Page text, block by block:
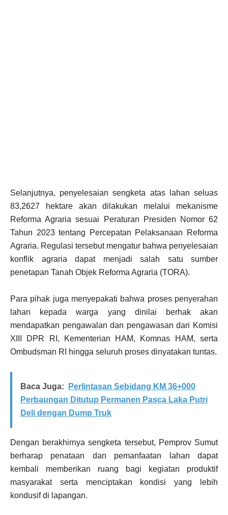
Selanjutnya, penyelesaian sengketa atas lahan seluas
83,2627 hektare akan dilakukan melalui mekanisme
Reforma Agraria sesuai Peraturan Presiden Nomor 62
Tahun 2023 tentang Percepatan Pelaksanaan Reforma
Agraria. Regulasi tersebut mengatur bahwa penyelesaian
konflik agraria dapat menjadi salah satu sumber
penetapan Tanah Objek Reforma Agraria (TORA).
Para pihak juga menyepakati bahwa proses penyerahan
lahan kepada warga yang dinilai berhak akan
mendapatkan pengawalan dan pengawasan dari Komisi
XIII DPR RI, Kementerian HAM, Komnas HAM, serta
Ombudsman RI hingga seluruh proses dinyatakan tuntas.
Baca Juga:
Perlintasan Sebidang KM 36+000
Perbaungan Ditutup Permanen Pasca Laka Putri
Deli dengan Dump Truk
Dengan berakhirnya sengketa tersebut, Pemprov Sumut
berharap penataan dan pemanfaatan lahan dapat
kembali memberikan ruang bagi kegiatan produktif
masyarakat serta menciptakan kondisi yang lebih
kondusif di lapangan.